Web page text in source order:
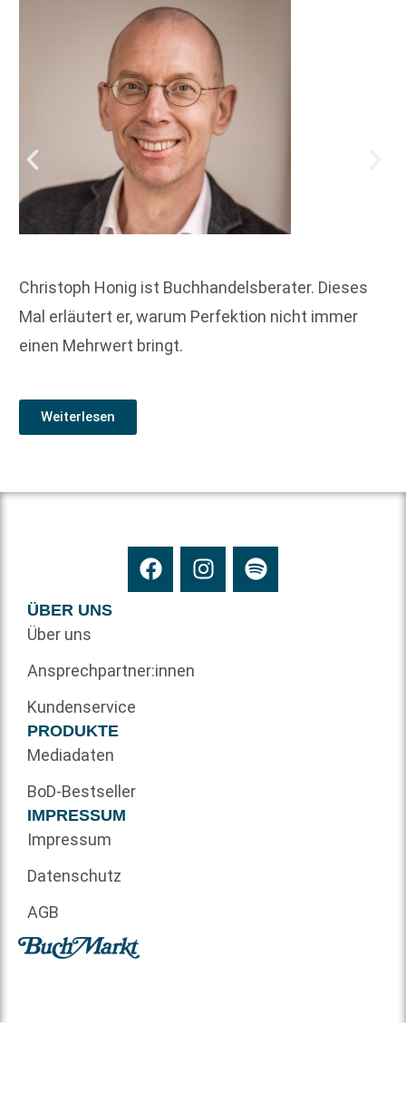
Christoph Honig ist Buchhandelsberater. Dieses
Mal erläutert er, warum Perfektion nicht immer
einen Mehrwert bringt.
Weiterlesen
ÜBER UNS
Über uns
Ansprechpartner:innen
Kundenservice
PRODUKTE
Mediadaten
BoD-Bestseller
IMPRESSUM
Impressum
Datenschutz
AGB